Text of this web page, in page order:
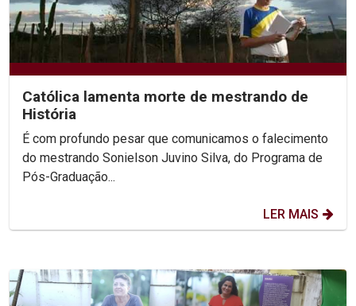
Católica lamenta morte de mestrando de
História
É com profundo pesar que comunicamos o falecimento
do mestrando Sonielson Juvino Silva, do Programa de
Pós-Graduação...
LER MAIS